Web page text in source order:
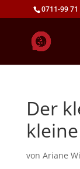
0711-99
Der
von Ariane